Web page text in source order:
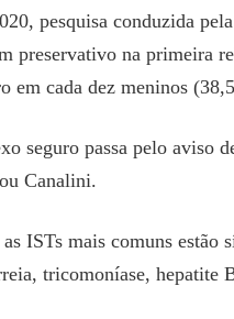
pesquisa conduzida
preservativo na primeira
em cada dez meninos
seguro passa pelo aviso
Canalini.
ISTs mais comuns
tricomoníase, hepatite